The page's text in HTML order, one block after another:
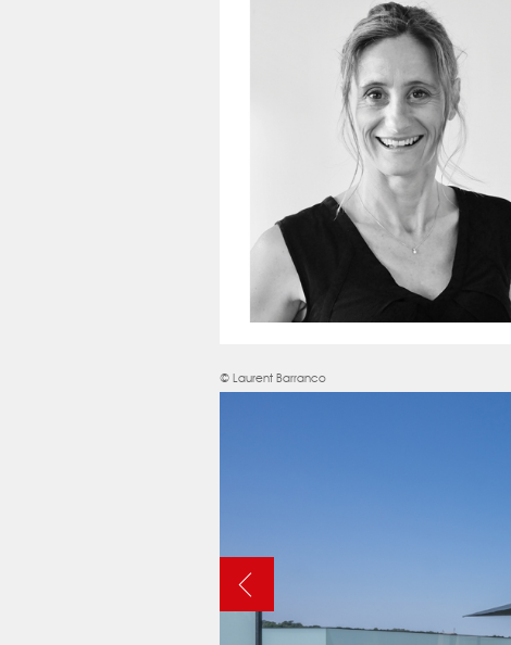
© Laurent Barranco